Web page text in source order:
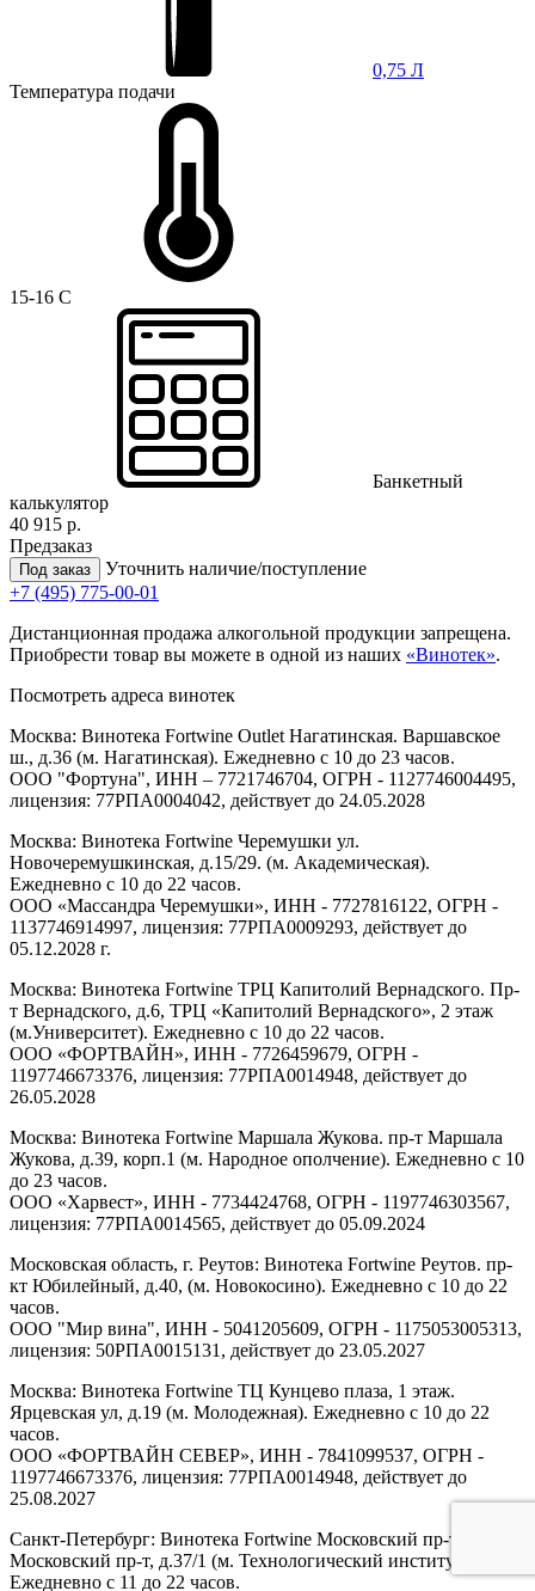
0,75 Л
Температура подачи
15-16 C
Банкетный
калькулятор
40 915 р.
Предзаказ
Под заказ
Уточнить наличие/поступление
+7 (495) 775-00-01
Дистанционная продажа алкогольной продукции запрещена.
Приобрести товар вы можете в одной из наших «Винотек».
Посмотреть адреса винотек
Москва: Винотека Fortwine Outlet Нагатинская. Варшавское
ш., д.36 (м. Нагатинская). Ежедневно с 10 до 23 часов.
ООО "Фортуна", ИНН – 7721746704, ОГРН - 1127746004495,
лицензия: 77РПА0004042, действует до 24.05.2028
Москва: Винотека Fortwine Черемушки ул.
Новочеремушкинская, д.15/29. (м. Академическая).
Ежедневно с 10 до 22 часов.
ООО «Массандра Черемушки», ИНН - 7727816122, ОГРН -
1137746914997, лицензия: 77РПА0009293, действует до
05.12.2028 г.
Москва: Винотека Fortwine ТРЦ Капитолий Вернадского. Пр-
т Вернадского, д.6, ТРЦ «Капитолий Вернадского», 2 этаж
(м.Университет). Ежедневно с 10 до 22 часов.
ООО «ФОРТВАЙН», ИНН - 7726459679, ОГРН -
1197746673376, лицензия: 77РПА0014948, действует до
26.05.2028
Москва: Винотека Fortwine Маршала Жукова. пр-т Маршала
Жукова, д.39, корп.1 (м. Народное ополчение). Ежедневно с 10
до 23 часов.
ООО «Харвест», ИНН - 7734424768, ОГРН - 1197746303567,
лицензия: 77РПА0014565, действует до 05.09.2024
Московская область, г. Реутов: Винотека Fortwine Реутов. пр-
кт Юбилейный, д.40, (м. Новокосино). Ежедневно с 10 до 22
часов.
ООО "Мир вина", ИНН - 5041205609, ОГРН - 1175053005313,
лицензия: 50РПА0015131, действует до 23.05.2027
Москва: Винотека Fortwine ТЦ Кунцево плаза, 1 этаж.
Ярцевская ул, д.19 (м. Молодежная). Ежедневно с 10 до 22
часов.
ООО «ФОРТВАЙН СЕВЕР», ИНН - 7841099537, ОГРН -
1197746673376, лицензия: 77РПА0014948, действует до
25.08.2027
Санкт-Петербург: Винотека Fortwine Московский пр-т.
Московский пр-т, д.37/1 (м. Технологический институт).
Ежедневно с 11 до 22 часов.